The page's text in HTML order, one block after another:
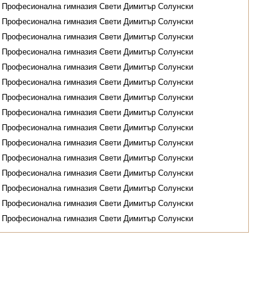
Професионална гимназия Свети Димитър Солунски
Професионална гимназия Свети Димитър Солунски
Професионална гимназия Свети Димитър Солунски
Професионална гимназия Свети Димитър Солунски
Професионална гимназия Свети Димитър Солунски
Професионална гимназия Свети Димитър Солунски
Професионална гимназия Свети Димитър Солунски
Професионална гимназия Свети Димитър Солунски
Професионална гимназия Свети Димитър Солунски
Професионална гимназия Свети Димитър Солунски
Професионална гимназия Свети Димитър Солунски
Професионална гимназия Свети Димитър Солунски
Професионална гимназия Свети Димитър Солунски
Професионална гимназия Свети Димитър Солунски
Професионална гимназия Свети Димитър Солунски